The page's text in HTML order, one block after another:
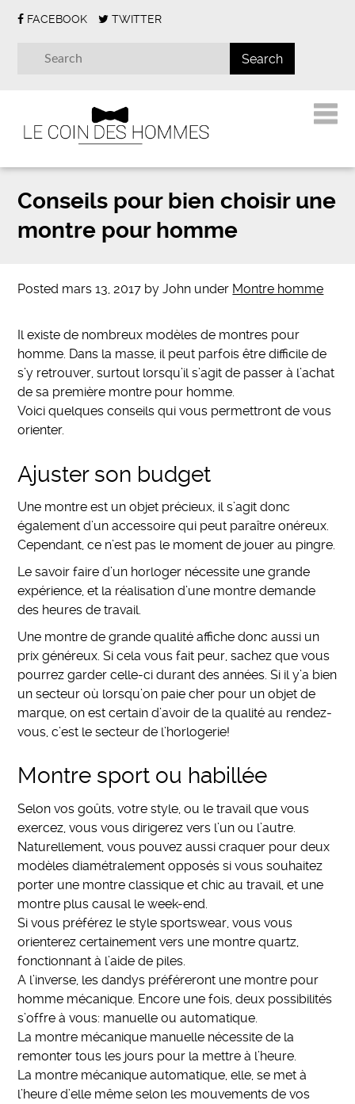
FACEBOOK TWITTER
Conseils pour bien choisir une
montre pour homme
Posted mars 13, 2017 byJohn under Montre homme
Il existe de nombreux modèles de montres pour
homme. Dans la masse, il peut parfois être difficile de
s’y retrouver, surtout lorsqu’il s’agit de passer à l’achat
de sa première montre pour homme.
Voici quelques conseils qui vous permettront de vous
orienter.
Ajuster son budget
Une montre est un objet précieux, il s’agit donc
également d’un accessoire qui peut paraître onéreux.
Cependant, ce n’est pas le moment de jouer au pingre.
Le savoir faire d’un horloger nécessite une grande
expérience, et la réalisation d’une montre demande
des heures de travail.
Une montre de grande qualité affiche donc aussi un
prix généreux. Si cela vous fait peur, sachez que vous
pourrez garder celle-ci durant des années. Si il y’a bien
un secteur où lorsqu’on paie cher pour un objet de
marque, on est certain d’avoir de la qualité au rendez-
vous, c’est le secteur de l’horlogerie!
Montre sport ou habillée
Selon vos goûts, votre style, ou le travail que vous
exercez, vous vous dirigerez vers l’un ou l’autre.
Naturellement, vous pouvez aussi craquer pour deux
modèles diamétralement opposés si vous souhaitez
porter une montre classique et chic au travail, et une
montre plus causal le week-end.
Si vous préférez le style sportswear, vous vous
orienterez certainement vers une montre quartz,
fonctionnant à l’aide de piles.
A l’inverse, les dandys préféreront une montre pour
homme mécanique. Encore une fois, deux possibilités
s’offre à vous: manuelle ou automatique.
La montre mécanique manuelle nécessite de la
remonter tous les jours pour la mettre à l’heure.
La montre mécanique automatique, elle, se met à
l’heure d’elle même selon les mouvements de vos